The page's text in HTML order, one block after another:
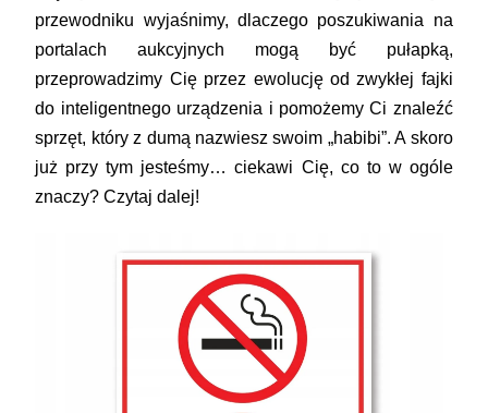
przewodniku wyjaśnimy, dlaczego poszukiwania na
portalach aukcyjnych mogą być pułapką,
przeprowadzimy Cię przez ewolucję od zwykłej fajki
do inteligentnego urządzenia i pomożemy Ci znaleźć
sprzęt, który z dumą nazwiesz swoim „habibi”. A skoro
już przy tym jesteśmy… ciekawi Cię, co to w ogóle
znaczy? Czytaj dalej!